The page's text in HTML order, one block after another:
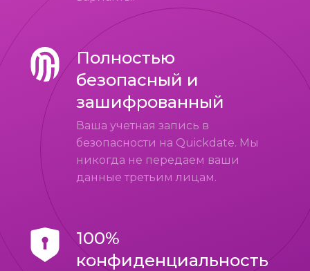
Полностью
безопасный и
зашифрованный
Ваша учетная запись в
безопасности на Quickdate. Мы
никогда не передаем ваши
данные третьим лицам.
100%
конфиденциальность